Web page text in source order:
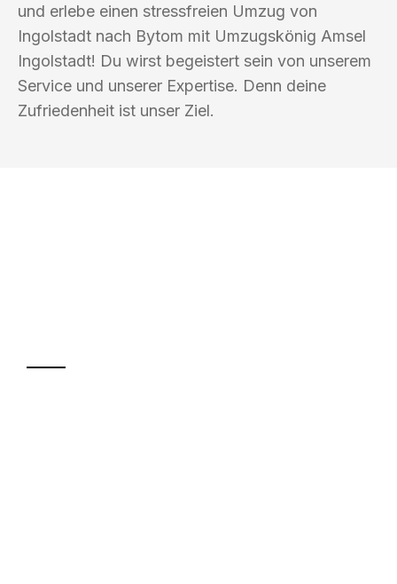
und erlebe einen stressfreien Umzug von
Ingolstadt nach Bytom mit Umzugskönig Amsel
Ingolstadt! Du wirst begeistert sein von unserem
Service und unserer Expertise. Denn deine
Zufriedenheit ist unser Ziel.